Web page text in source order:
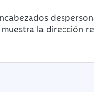
la dirección